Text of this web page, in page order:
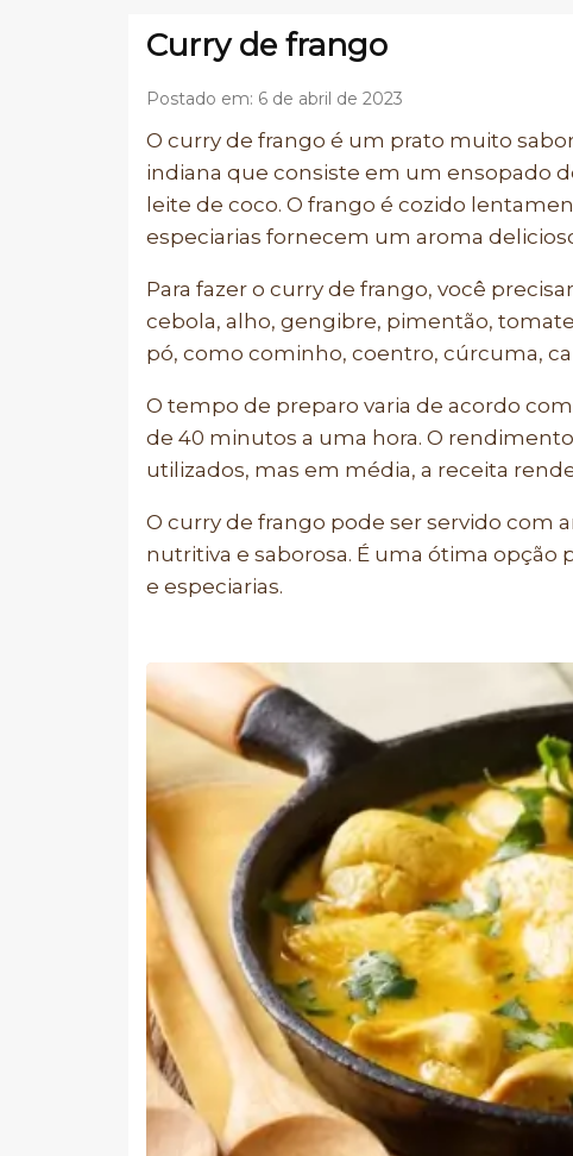
Curry de frango
Postado em: 6 de abril de 2023
O curry de frango é um prato muito
indiana que consiste em um ensopado
leite de coco. O frango é cozido
especiarias fornecem um aroma
Para fazer o curry de frango, você
cebola, alho, gengibre, pimentão,
pó, como cominho, coentro, cúrcuma,
O tempo de preparo varia de acordo
de 40 minutos a uma hora. O
utilizados, mas em média, a receita
O curry de frango pode ser servido com
nutritiva e saborosa. É uma ótima
e especiarias.